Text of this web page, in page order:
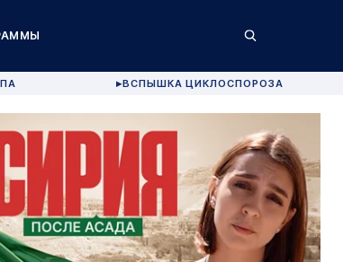
▶ВСПЫШКА ЦИКЛОСПОРОЗА